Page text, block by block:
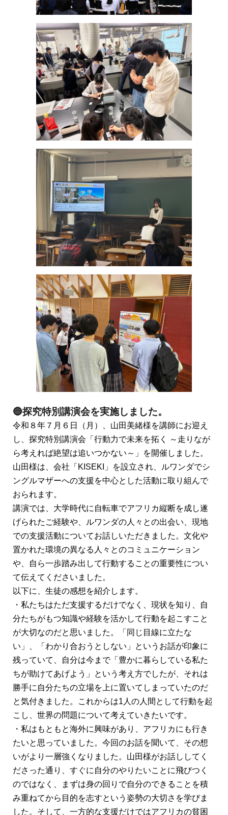
🔵探究特別講演会を実施しました。
令和８年７月６日（月）、山田美緒様を講師にお迎え
し、探究特別講演会「行動力で未来を拓く ～走りなが
ら考えれば絶望は追いつかない～」を開催しました。
山田様は、会社「KISEKI」を設立され、ルワンダでシ
ングルマザーへの支援を中心とした活動に取り組んで
おられます。
講演では、大学時代に自転車でアフリカ縦断を成し遂
げられたご経験や、ルワンダの人々との出会い、現地
での支援活動についてお話しいただきました。文化や
置かれた環境の異なる人々とのコミュニケーション
や、自ら一歩踏み出して行動することの重要性につい
て伝えてくださいました。
以下に、生徒の感想を紹介します。
・私たちはただ支援するだけでなく、現状を知り、自
分たちがもつ知識や経験を活かして行動を起こすこと
が大切なのだと思いました。「同じ目線に立たな
い」、「わかり合おうとしない」というお話が印象に
残っていて、自分は今まで「豊かに暮らしている私た
ちが助けてあげよう」という考え方でしたが、それは
勝手に自分たちの立場を上に置いてしまっていたのだ
と気付きました。これからは1人の人間として行動を起
こし、世界の問題について考えていきたいです。
・私はもともと海外に興味があり、アフリカにも行き
たいと思っていました。今回のお話を聞いて、その想
いがより一層強くなりました。山田様がお話ししてく
ださった通り、すぐに自分のやりたいことに飛びつく
のではなく、まずは身の回りで自分のできることを積
み重ねてから目的を志すという姿勢の大切さを学びま
した。そして、一方的な支援だけではアフリカの貧困